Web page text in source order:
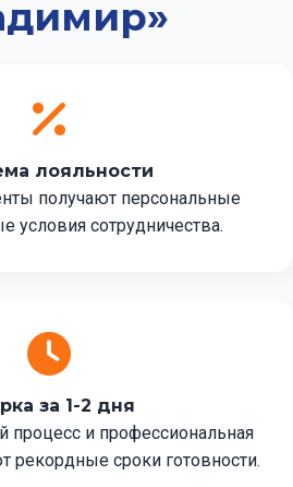
лояльности
получают персональные
условия сотрудничества.
за 1-2 дня
процесс и профессиональная
рекордные сроки готовности.